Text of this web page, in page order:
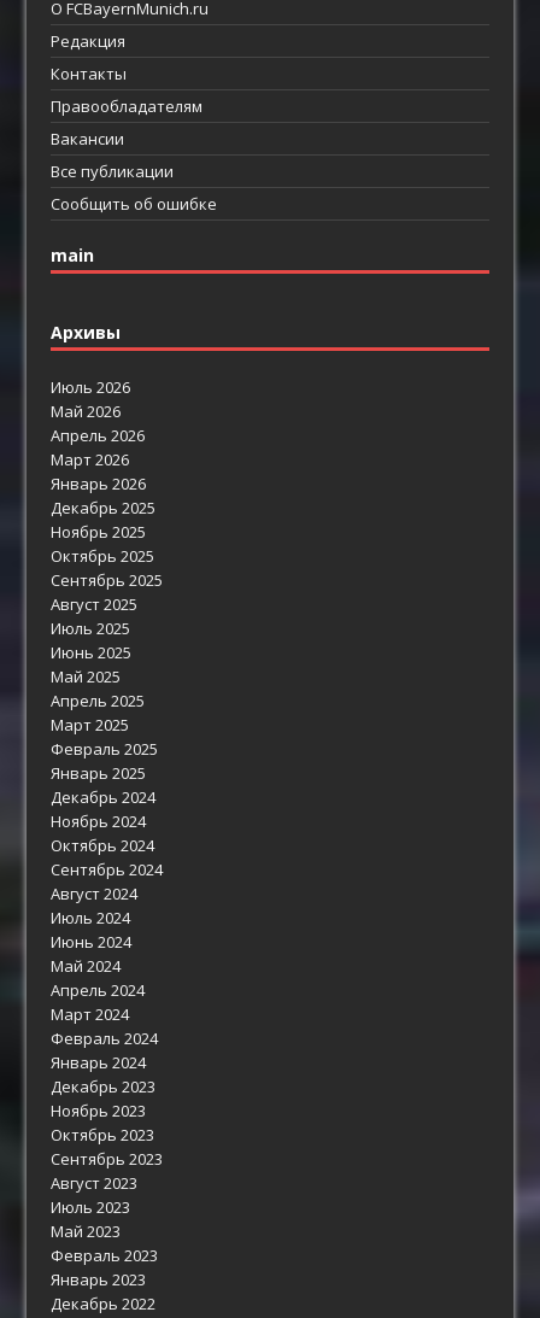
О FCBayernMunich.ru
Редакция
Контакты
Правообладателям
Вакансии
Все публикации
Сообщить об ошибке
main
Архивы
Июль 2026
Май 2026
Апрель 2026
Март 2026
Январь 2026
Декабрь 2025
Ноябрь 2025
Октябрь 2025
Сентябрь 2025
Август 2025
Июль 2025
Июнь 2025
Май 2025
Апрель 2025
Март 2025
Февраль 2025
Январь 2025
Декабрь 2024
Ноябрь 2024
Октябрь 2024
Сентябрь 2024
Август 2024
Июль 2024
Июнь 2024
Май 2024
Апрель 2024
Март 2024
Февраль 2024
Январь 2024
Декабрь 2023
Ноябрь 2023
Октябрь 2023
Сентябрь 2023
Август 2023
Июль 2023
Май 2023
Февраль 2023
Январь 2023
Декабрь 2022